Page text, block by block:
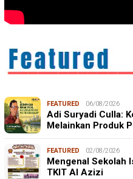
FEATURED 06/08/2026
Adi Suryadi Culla:
Melainkan Produk
FEATURED 02/08/2026
Mengenal Sekolah
TKIT Al Azizi